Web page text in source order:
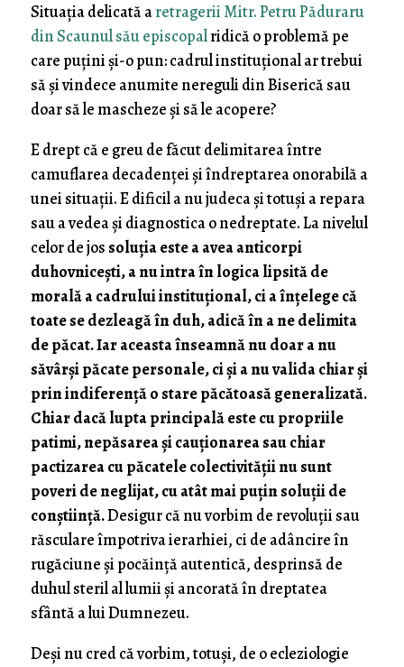
Situația delicată aretragerii Mitr. Petru Păduraru
din Scaunul său episcopalridică o problemă pe
care puțini și-o pun: cadrul instituțional ar trebui
să și vindece anumite nereguli din Biserică sau
doar să le mascheze și să le acopere?
E drept că e greu de făcut delimitarea între
camuflarea decadenței și îndreptarea onorabilă a
unei situații. E dificil a nu judeca și totuși a repara
sau a vedea și diagnostica o nedreptate. La nivelul
celor de jos soluția este a avea anticorpi
duhovnicești, a nu intra în logica lipsită de
morală a cadrului instituțional, ci a înțelege că
toate se dezleagă în duh, adică în a ne delimita
de păcat. Iar aceasta înseamnă nu doar a nu
săvârși păcate personale, ci și a nu valida chiar și
prin indiferență o stare păcătoasă generalizată.
Chiar dacă lupta principală este cu propriile
patimi, nepăsarea și cauționarea sau chiar
pactizarea cu păcatele colectivității nu sunt
poveri de neglijat, cu atât mai puțin soluții de
conștiință.Desigur că nu vorbim de revoluții sau
răsculare împotriva ierarhiei, ci de adâncire în
rugăciune și pocăință autentică, desprinsă de
duhul steril al lumii și ancorată în dreptatea
sfântă a lui Dumnezeu.
Deși nu cred că vorbim, totuși, de o ecleziologie